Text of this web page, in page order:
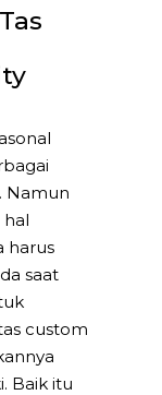
Namun
harus
saat
custom
Baik itu